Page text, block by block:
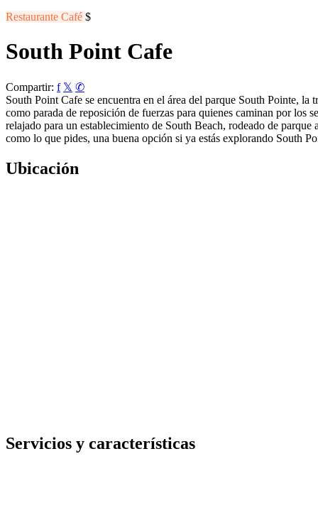
Restaurante Café $
South Point Cafe
Compartir: f 𝕏 ✆
South Point Cafe se encuentra en el área del parque South Pointe,
como parada de reposición de fuerzas para quienes caminan por los
relajado para un establecimiento de South Beach, rodeado de
como lo que pides, una buena opción si ya estás explorando South
Ubicación
Servicios y características